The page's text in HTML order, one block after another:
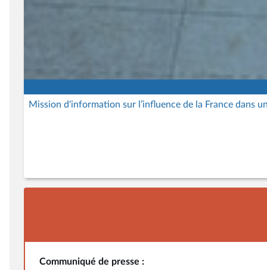
Mission d'information sur l’influence de la France dans
Communiqué de presse :